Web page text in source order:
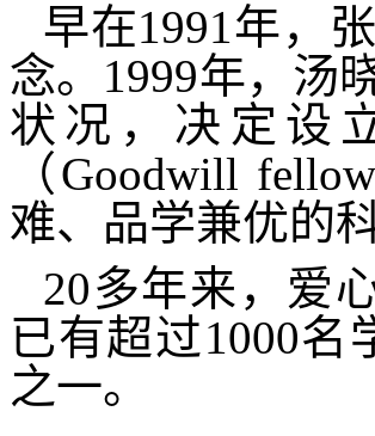
早在1991年，
念。 1999年，汤
状况，决定设
（ Goodwill
难、品学兼优的
20多年来，爱
已有超过1000名
之一。